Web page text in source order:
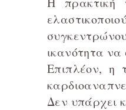
ικανότητα να
Επιπλέον, η
Δεν υπάρχει